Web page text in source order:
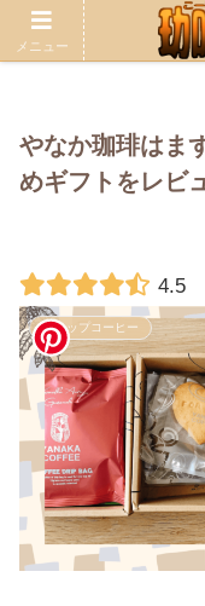
当サイトの記事に
やなか珈琲はま
めギフトをレビ
4.5
ドリップコーヒー
メニュー